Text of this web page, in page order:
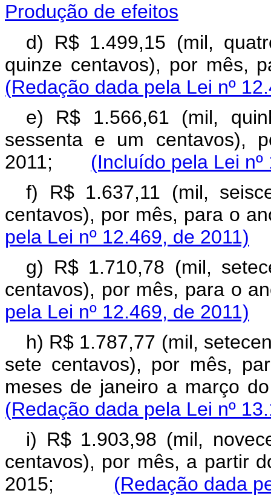
Produção de efeitos
d) R$ 1.499,15 (mil,
quinze centavos), por
(Redação dada pela Lei nº
e) R$ 1.566,61 (mil,
sessenta e um centavos),
2011;
(Incluído pela Lei
f) R$ 1.637,11 (mil,
centavos), por mês, para
pela Lei nº 12.469, de 2011)
g) R$ 1.710,78 (mil,
centavos), por mês, para
pela Lei nº 12.469, de 2011)
h) R$ 1.787,77 (mil,
sete centavos), por mês,
meses de janeiro a
(Redação dada pela Lei nº
i) R$ 1.903,98 (mil,
centavos), por mês, a partir
2015; (Redação dada